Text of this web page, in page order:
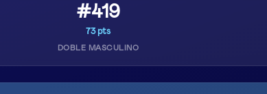
#419
73 pts
DOBLE MASCULINO